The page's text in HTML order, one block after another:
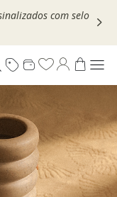
OFF*: useMOVEL30,